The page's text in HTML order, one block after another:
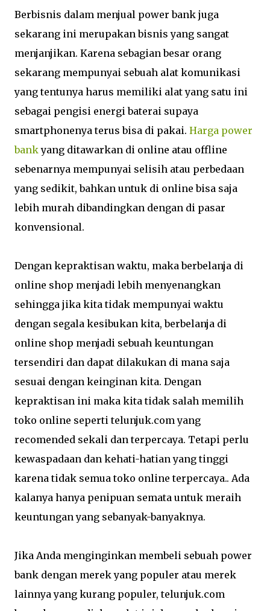
Berbisnis dalam menjual power bank juga
sekarang ini merupakan bisnis yang sangat
menjanjikan. Karena sebagian besar orang
sekarang mempunyai sebuah alat komunikasi
yang tentunya harus memiliki alat yang satu ini
sebagai pengisi energi baterai supaya
smartphonenya terus bisa di pakai. Harga power
bankyang ditawarkan di online atau offline
sebenarnya mempunyai selisih atau perbedaan
yang sedikit, bahkan untuk di online bisa saja
lebih murah dibandingkan dengan di pasar
konvensional.
Dengan kepraktisan waktu, maka berbelanja di
online shop menjadi lebih menyenangkan
sehingga jika kita tidak mempunyai waktu
dengan segala kesibukan kita, berbelanja di
online shop menjadi sebuah keuntungan
tersendiri dan dapat dilakukan di mana saja
sesuai dengan keinginan kita. Dengan
kepraktisan ini maka kita tidak salah memilih
toko online seperti telunjuk.com yang
recomended sekali dan terpercaya. Tetapi perlu
kewaspadaan dan kehati-hatian yang tinggi
karena tidak semua toko online terpercaya.. Ada
kalanya hanya penipuan semata untuk meraih
keuntungan yang sebanyak-banyaknya.
Jika Anda menginginkan membeli sebuah power
bank dengan merek yang populer atau merek
lainnya yang kurang populer, telunjuk.com